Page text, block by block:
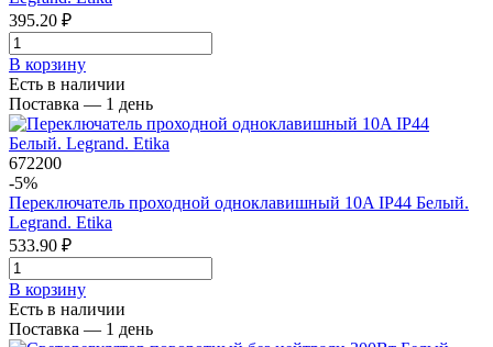
395.20 ₽
В корзинy
Есть в наличии
Поставка — 1 день
672200
-5%
Переключатель проходной одноклавишный 10A IP44 Белый.
Legrand. Etika
533.90 ₽
В корзинy
Есть в наличии
Поставка — 1 день